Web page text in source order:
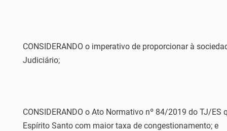
CONSIDERANDO o imperativo de proporcionar à
Judiciário;
CONSIDERANDO o Ato Normativo nº 84/2019 do TJ/
Espírito Santo com maior taxa de congestionamento; e